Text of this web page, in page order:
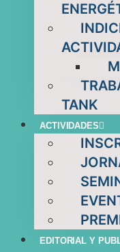
TANK
ACTIVIDADES
EDITORIAL Y